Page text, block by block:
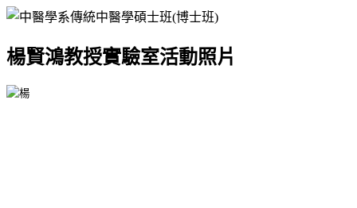
楊賢鴻教授實驗室活動照片